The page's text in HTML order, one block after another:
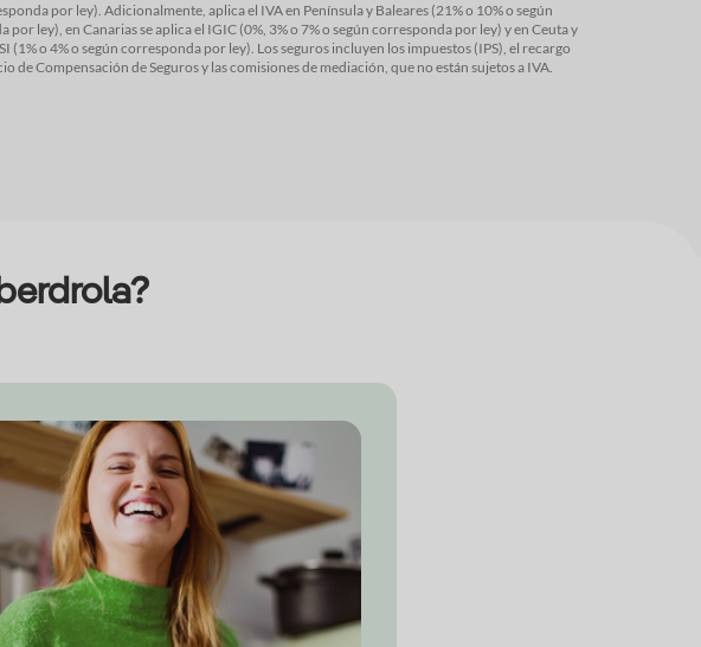
ley). Adicionalmente, aplica el IVA en Península y Baleares (21% o 10% o según
se aplica el IGIC (0%, 3% o 7% o según corresponda por ley) y en Ceuta y
del Consorcio de Compensación de Seguros y las comisiones de mediación, que no están sujetos a IVA.